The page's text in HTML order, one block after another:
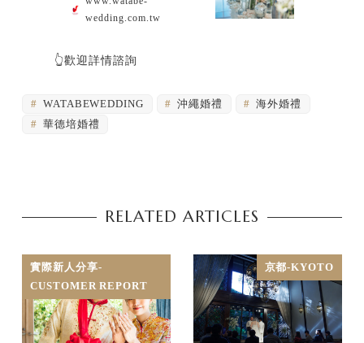
wedding.com.tw
👆歡迎詳情諮詢
WATABEWEDDING 沖繩婚禮
海外婚禮
華德培婚禮
RELATED ARTICLES
實際新人分享-
CUSTOMER REPORT
京都-KYOTO